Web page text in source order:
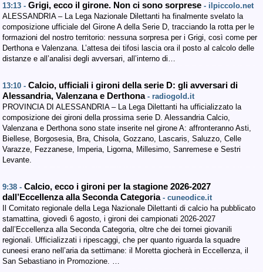
13:13 - Grigi, ecco il girone. Non ci sono sorprese - ilpiccolo.net
ALESSANDRIA – La Lega Nazionale Dilettanti ha finalmente svelato la
composizione ufficiale del Girone A della Serie D, tracciando la rotta per le
formazioni del nostro territorio: nessuna sorpresa per i Grigi, così come per
Derthona e Valenzana. L’attesa dei tifosi lascia ora il posto al calcolo delle
distanze e all’analisi degli avversari, all’interno di…
13:10 - Calcio, ufficiali i gironi della serie D: gli avversari di
Alessandria, Valenzana e Derthona - radiogold.it
PROVINCIA DI ALESSANDRIA – La Lega Dilettanti ha ufficializzato la
composizione dei gironi della prossima serie D. Alessandria Calcio,
Valenzana e Derthona sono state inserite nel girone A: affronteranno Asti,
Biellese, Borgosesia, Bra, Chisola, Gozzano, Lascaris, Saluzzo, Celle
Varazze, Fezzanese, Imperia, Ligorna, Millesimo, Sanremese e Sestri
Levante.
9:38 - Calcio, ecco i gironi per la stagione 2026-2027
dall’Eccellenza alla Seconda Categoria - cuneodice.it
Il Comitato regionale della Lega Nazionale Dilettanti di calcio ha pubblicato
stamattina, giovedì 6 agosto, i gironi dei campionati 2026-2027
dall’Eccellenza alla Seconda Categoria, oltre che dei tornei giovanili
regionali. Ufficializzati i ripescaggi, che per quanto riguarda la squadre
cuneesi erano nell’aria da settimane: il Moretta giocherà in Eccellenza, il
San Sebastiano in Promozione. …